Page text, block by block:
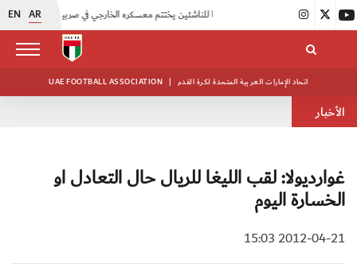
EN AR |
UAE FOOTBALL ASSOCIATION | اتحاد الإمارات العربية المتحدة لكرة القدم
الأخبار
غوارديولا: لقب الليغا للريال حال التعادل او
الخسارة اليوم
2012-04-21 15:03